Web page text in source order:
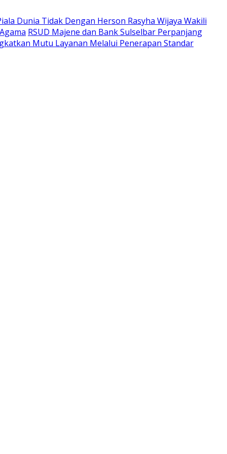
Dunia Tidak Dengan Herson Rasyha Wijaya Wakili
RSUD Majene dan Bank Sulselbar Perpanjang
Mutu Layanan Melalui Penerapan Standar